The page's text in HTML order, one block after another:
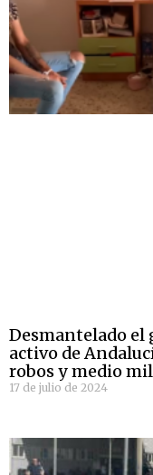
Desmantelado el
activo de
robos y medio
17 de julio de 2024